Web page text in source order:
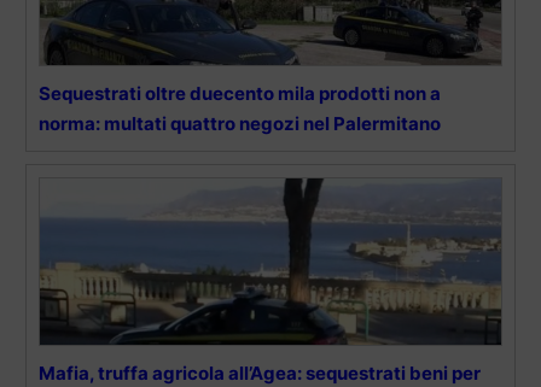
Sequestrati oltre duecento mila prodotti non a
norma: multati quattro negozi nel Palermitano
Mafia, truffa agricola all’Agea: sequestrati beni per